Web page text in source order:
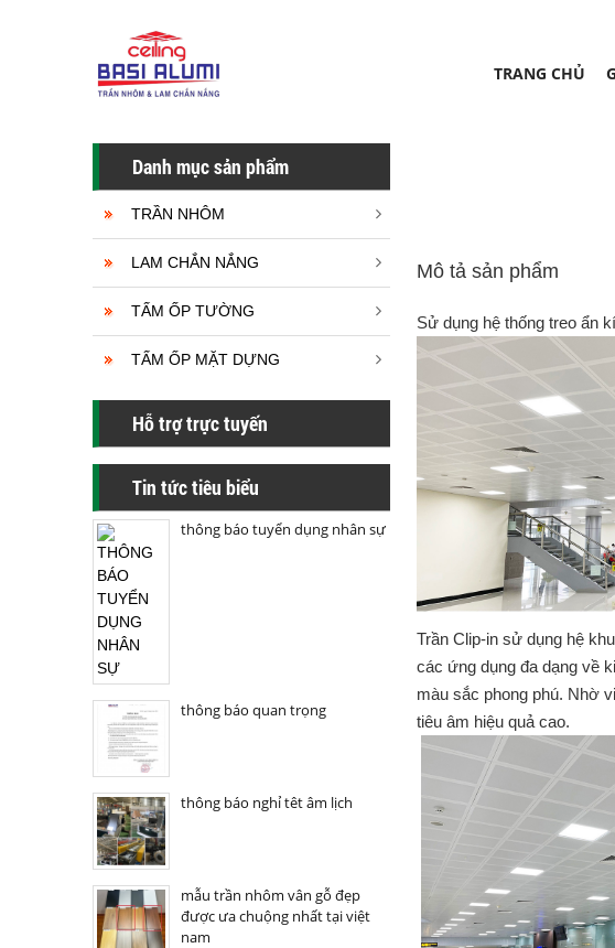
TRANG CHỦ
Mô tả sản phẩm
Sử dụng hệ thống treo ẩn
Trần Clip-in sử dụng hệ
các ứng dụng đa dạng về
màu sắc phong phú. Nhờ
tiêu âm hiệu quả cao.
Danh mục sản phẩm
TRẦN NHÔM
LAM CHẮN NẮNG
TẤM ỐP TƯỜNG
TẤM ỐP MẶT DỰNG
Hỗ trợ trực tuyến
Tin tức tiêu biểu
thông báo tuyển dụng nhân sự
thông báo quan trọng
thông báo nghỉ têt âm lịch
mẫu trần nhôm vân gỗ đẹp
được ưa chuộng nhất tại việt
nam